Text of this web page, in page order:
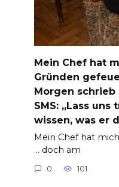
Mein Chef hat
Gründen
Morgen schrieb
SMS: „Lass
wissen, was er
Mein Chef hat
… doch am
0 101